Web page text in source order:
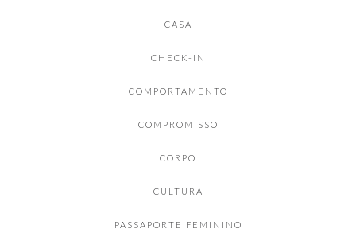
CASA
CHECK-IN
COMPORTAMENTO
COMPROMISSO
CORPO
CULTURA
PASSAPORTE FEMININO